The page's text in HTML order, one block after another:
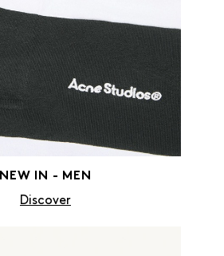
NEW IN - MEN
Discover